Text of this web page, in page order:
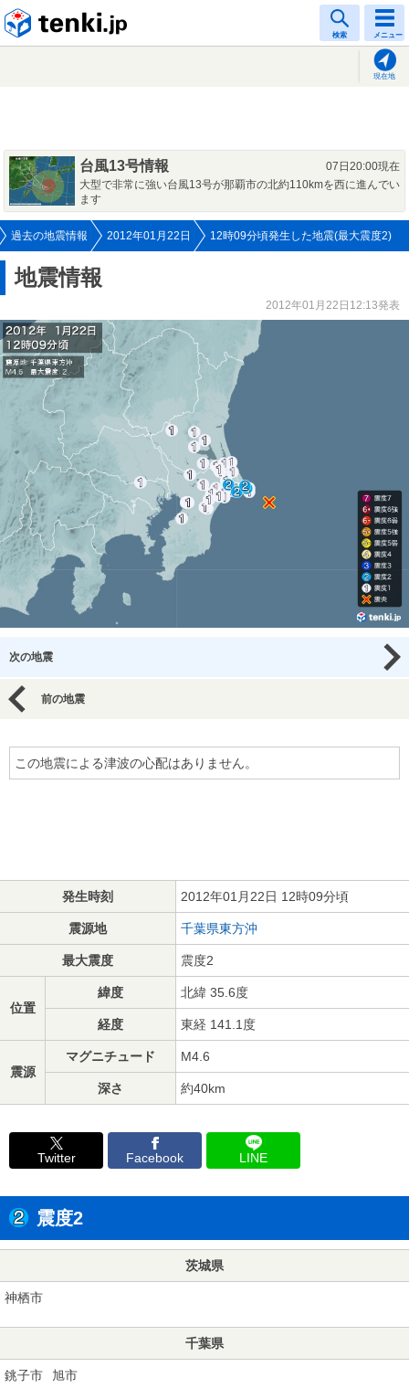
検索 メニュー
現在地
台風13号情報
07日20:00現在
大型で非常に強い台風13号が那覇市の北約110kmを西に進んでい
ます
過去の地震情報 2012年01月22日 12時09分頃発生した地震(最大震度2)
地震情報
2012年01月22日12:13発表
次の地震
前の地震
この地震による津波の心配はありません。
発生時刻 2012年01月22日 12時09分頃
震源地 千葉県東方沖
最大震度 震度2
位置
緯度 北緯 35.6度
経度 東経 141.1度
震源
マグニチュード M4.6
深さ 約40km
Twitter Facebook LINE
震度2
茨城県
神栖市
千葉県
銚子市 旭市